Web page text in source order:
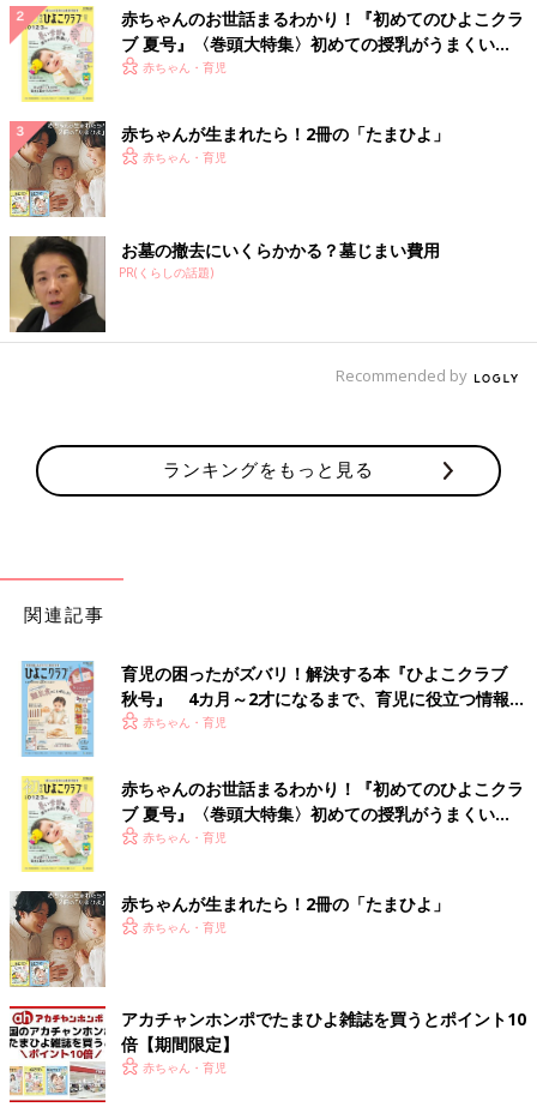
赤ちゃんのお世話まるわかり！『初めてのひよこクラ
ブ 夏号』〈巻頭大特集〉初めての授乳がうまくい
く！ おっぱい・ミルクの基本と夏のトラブル 解決テ
赤ちゃん・育児
赤ちゃんが生まれたら！2冊の「たまひよ」
赤ちゃん・育児
お墓の撤去にいくらかかる？墓じまい費用
PR(くらしの話題)
Recommended by
ランキングをもっと見る
関連記事
育児の困ったがズバリ！解決する本『ひよこクラブ
秋号』 4カ月～2才になるまで、育児に役立つ情報が
いっぱい！
赤ちゃん・育児
赤ちゃんのお世話まるわかり！『初めてのひよこクラ
ブ 夏号』〈巻頭大特集〉初めての授乳がうまくい
く！ おっぱい・ミルクの基本と夏のトラブル 解決テ
赤ちゃん・育児
赤ちゃんが生まれたら！2冊の「たまひよ」
赤ちゃん・育児
アカチャンホンポでたまひよ雑誌を買うとポイント10
倍【期間限定】
赤ちゃん・育児